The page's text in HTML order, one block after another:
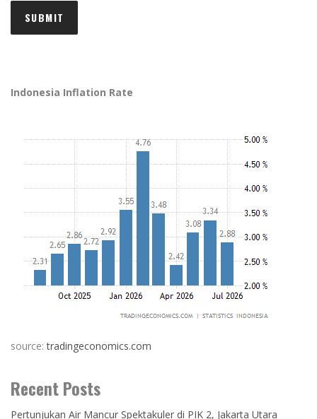
Indonesia Inflation Rate
source:tradingeconomics.com
Recent Posts
Pertunjukan Air Mancur Spektakuler di PIK 2, Jakarta Utara